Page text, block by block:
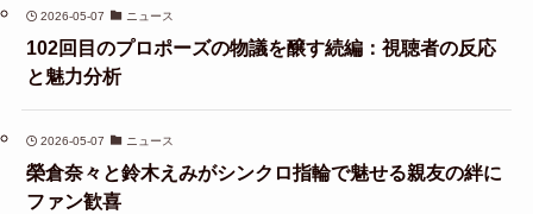
2026-05-07 ニュース
102回目のプロポーズの物議を醸す続編：視聴者の反応
と魅力分析
2026-05-07 ニュース
榮倉奈々と鈴木えみがシンクロ指輪で魅せる親友の絆に
ファン歓喜